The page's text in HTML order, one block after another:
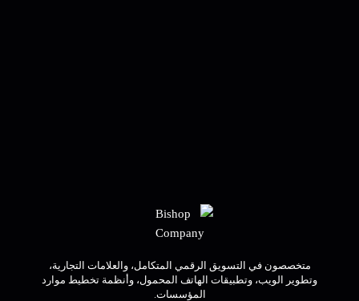
متخصصون في التسويق الرقمي المتكامل، والعلامات التجارية،
وتطوير الويب، وتطبيقات الهاتف المحمول، وأنظمة تخطيط موارد
المؤسسات.